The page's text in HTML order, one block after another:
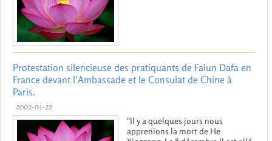
Protestation silencieuse des pratiquants de Falun Dafa en
France devant l'Ambassade et le Consulat de Chine à
Paris.
2002-01-22
"Il y a quelques jours nous
apprenions la mort de He